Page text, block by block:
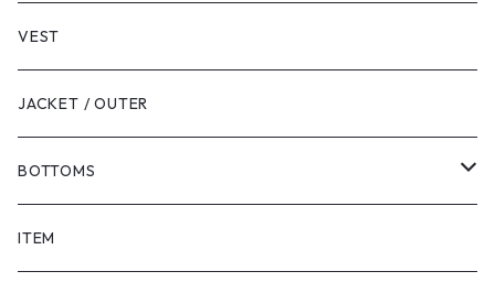
VEST
JACKET / OUTER
BOTTOMS
SHORTS
ITEM